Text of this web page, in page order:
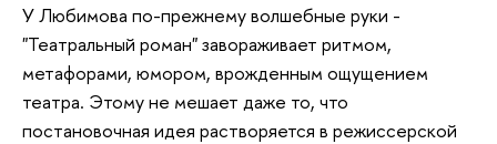
У Любимова по-прежнему волшебные руки -
"Театральный роман" завораживает ритмом,
метафорами, юмором, врожденным ощущением
театра. Этому не мешает даже то, что
постановочная идея растворяется в режиссерской